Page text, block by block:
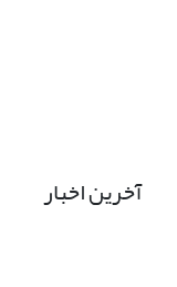
آخرین اخبار